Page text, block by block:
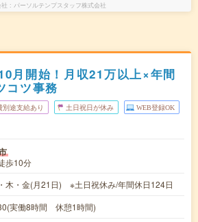
パーソルテンプスタッフ株式会社
月開始！月収21万以上×年間
コツ事務
別途支給あり 土日祝日が休み WEB登録OK
歩10分
木・金(月21日) ※土日祝休み/年間休日124日
実働8時間 休憩1時間)